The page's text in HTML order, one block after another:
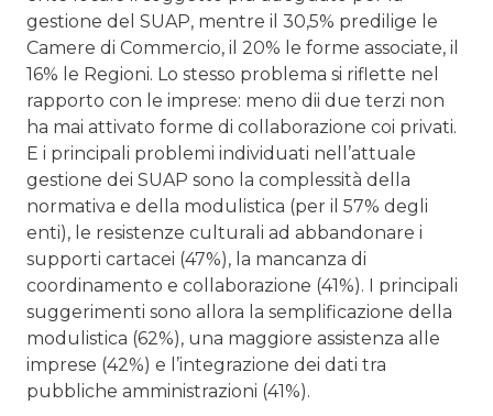
gestione del SUAP, mentre il 30,5% predilige le
Camere di Commercio, il 20% le forme associate, il
16% le Regioni. Lo stesso problema si riflette nel
rapporto con le imprese: meno dii due terzi non
ha mai attivato forme di collaborazione coi privati.
E i principali problemi individuati nell’attuale
gestione dei SUAP sono la complessità della
normativa e della modulistica (per il 57% degli
enti), le resistenze culturali ad abbandonare i
supporti cartacei (47%), la mancanza di
coordinamento e collaborazione (41%). I principali
suggerimenti sono allora la semplificazione della
modulistica (62%), una maggiore assistenza alle
imprese (42%) e l’integrazione dei dati tra
pubbliche amministrazioni (41%).